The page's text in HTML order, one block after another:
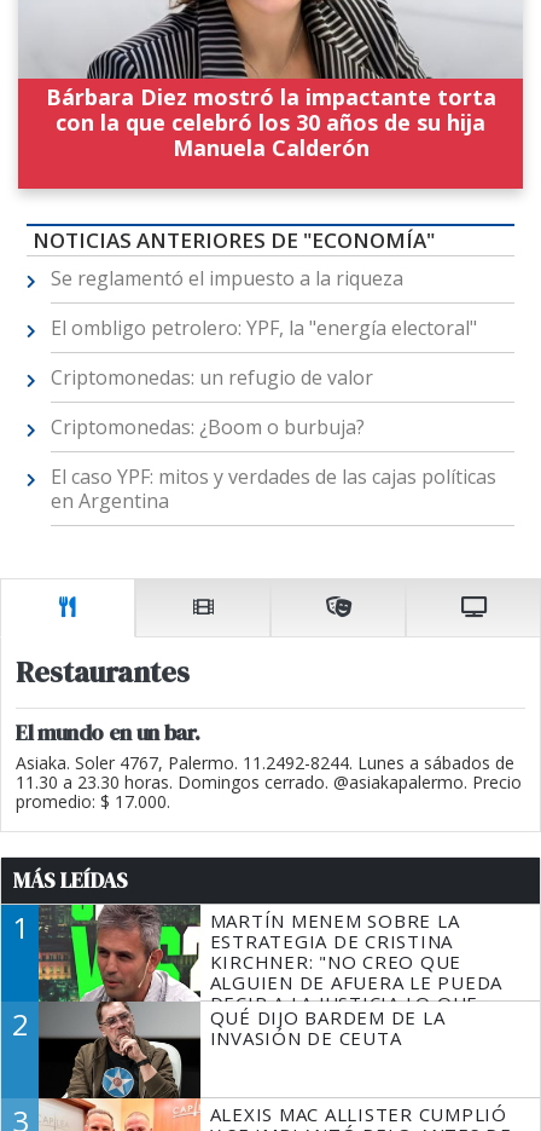
Bárbara Diez mostró la impactante torta
con la que celebró los 30 años de su hija
Manuela Calderón
NOTICIAS ANTERIORES DE "ECONOMÍA"
Se reglamentó el impuesto a la riqueza
El ombligo petrolero: YPF, la "energía electoral"
Criptomonedas: un refugio de valor
Criptomonedas: ¿Boom o burbuja?
El caso YPF: mitos y verdades de las cajas políticas
en Argentina
Restaurantes
El mundo en un bar.
Asiaka. Soler 4767, Palermo. 11.2492-8244. Lunes a sábados de
11.30 a 23.30 horas. Domingos cerrado. @asiakapalermo. Precio
promedio: $ 17.000.
MÁS LEÍDAS
1
MARTÍN MENEM SOBRE LA
ESTRATEGIA DE CRISTINA
KIRCHNER: "NO CREO QUE
ALGUIEN DE AFUERA LE PUEDA
DECIR A LA JUSTICIA LO QUE
TIENE QUE HACER"
2
QUÉ DIJO BARDEM DE LA
INVASIÓN DE CEUTA
3
ALEXIS MAC ALLISTER CUMPLIÓ